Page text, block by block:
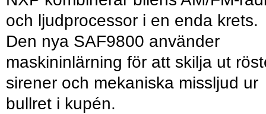
och ljudprocessor i en enda krets.
Den nya SAF9800 använder
maskininlärning för att skilja ut
sirener och mekaniska missljud ur
bullret i kupén.